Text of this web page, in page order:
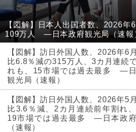
【図解】日本人出国者数、2026年
109万人 ―日本政府観光局（速報
【図解】訪日外国人数、2026年6
比6.8％減の315万人、3カ月連続
れも、15市場では過去最多 ―
観光局（速報）
【図解】訪日外国人数、2026年5
比3.6％減、2カ月連続前年割れ
19市場では過去最多 ―日本政
（速報）